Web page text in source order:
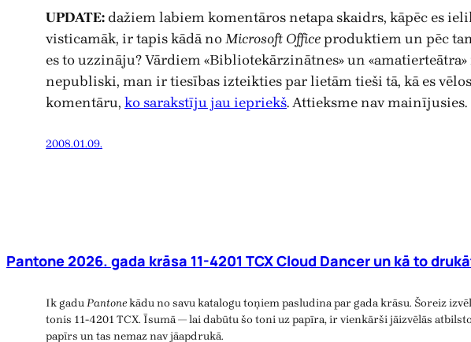
UPDATE: dažiem labiem komentāros netapa skaidrs, kāpēc es
visticamāk, ir tapis kādā noMicrosoft Officeproduktiem un pēc
es to uzzināju? Vārdiem «Bibliotekārzinātnes» un
nepubliski, man ir tiesības izteikties par lietām tieši tā, kā es
komentāru, ko sarakstīju jau iepriekš. Attieksme nav mainījusies.
2008.01.09.
Pantone 2026. gada krāsa 11-4201 TCX Cloud Dancer un kā to
Ik gaduPantonekādu no savu katalogu toņiem pasludina par gada krāsu. Šoreiz
tonis 11-4201 TCX. Īsumā — lai dabūtu šo toni uz papīra, ir vienkārši jāizvēlās
papīrs un tas nemaz nav jāapdrukā.